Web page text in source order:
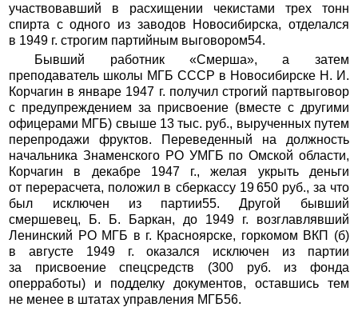
участвовавший в расхищении чекистами трех тонн
спирта с одного из заводов Новосибирска, отделался
в 1949 г. строгим партийным выговором54.
Бывший работник «Смерша», а затем
преподаватель школы МГБ СССР в Новосибирске Н. И.
Корчагин в январе 1947 г. получил строгий партвыговор
с предупреждением за присвоение (вместе с другими
офицерами МГБ) свыше 13 тыс. руб., вырученных путем
перепродажи фруктов. Переведенный на должность
начальника Знаменского РО УМГБ по Омской области,
Корчагин в декабре 1947 г., желая укрыть деньги
от перерасчета, положил в сберкассу 19 650 руб., за что
был исключен из партии55. Другой бывший
смершевец, Б. Б. Баркан, до 1949 г. возглавлявший
Ленинский РО МГБ в г. Красноярске, горкомом ВКП (б)
в августе 1949 г. оказался исключен из партии
за присвоение спецсредств (300 руб. из фонда
оперработы) и подделку документов, оставшись тем
не менее в штатах управления МГБ56.